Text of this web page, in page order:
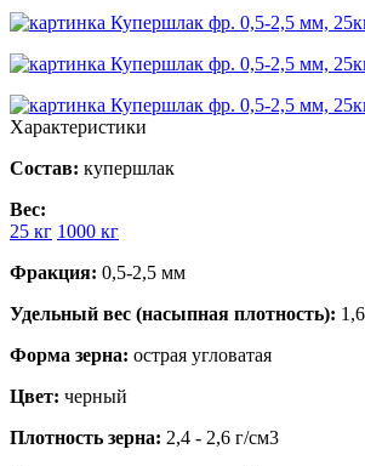
Характеристики
Состав: купершлак
Вес:
25 кг 1000 кг
Фракция: 0,5-2,5 мм
Удельный вес (насыпная плотность):
Форма зерна: острая угловатая
Цвет: черный
Плотность зерна: 2,4 - 2,6 г/см3